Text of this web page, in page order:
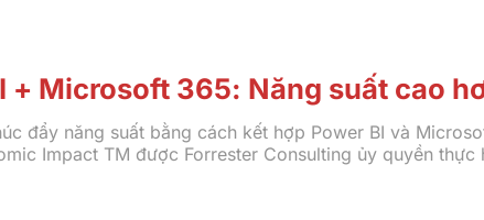
+ Microsoft 365: Năng suất cao
đẩy năng suất bằng cách kết hợp Power BI và
Impact TM được Forrester Consulting ủy quyền thực